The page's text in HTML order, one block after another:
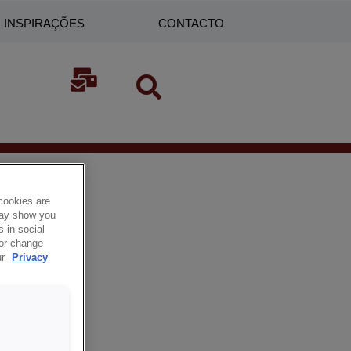
INSPIRAÇÕES CONTACTO
are
show you
in social
change
Privacy